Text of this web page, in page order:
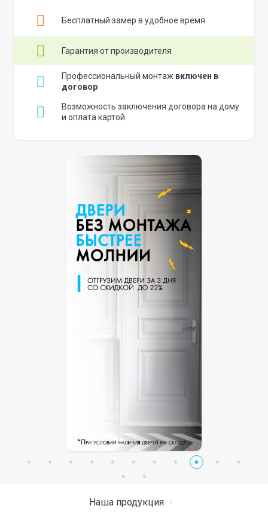
Бесплатный замер в удобное время
Гарантия от производителя
Профессиональный монтаж включен в
договор
Возможность заключения договора на дому
и оплата картой
Наша продукция